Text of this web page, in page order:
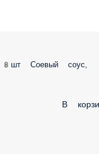
Соевый соус,
В